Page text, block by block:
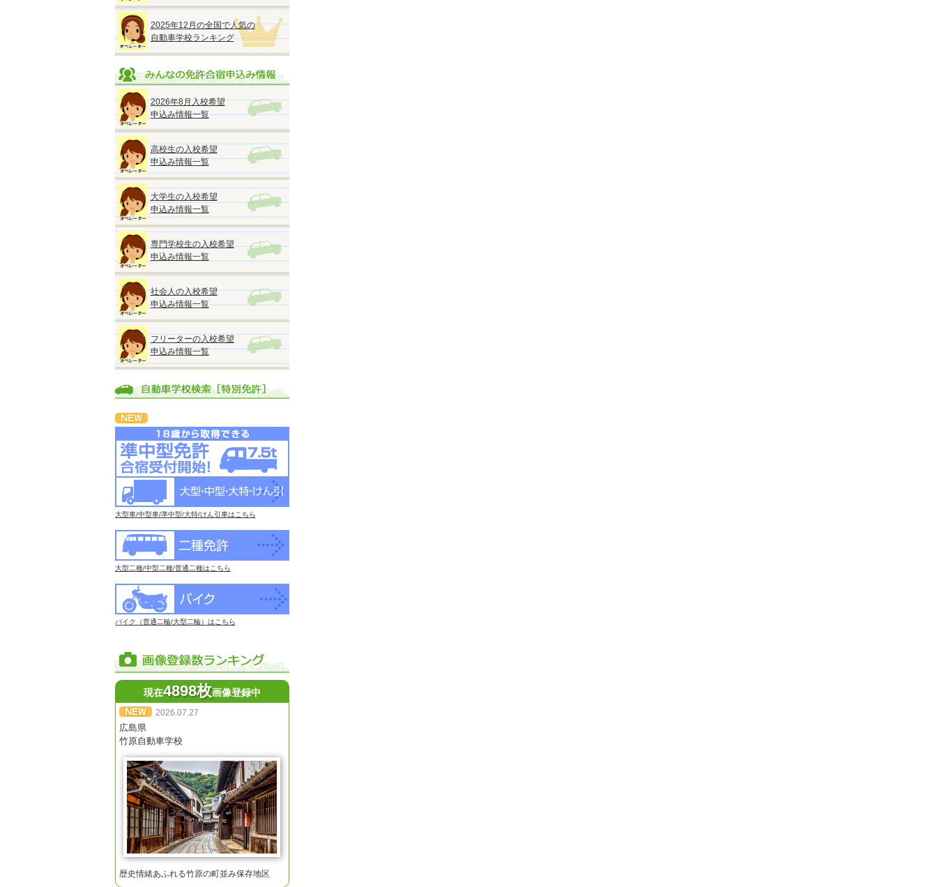
2025年12月の全国で人気の
自動車学校ランキング
2026年8月入校希望
申込み情報一覧
高校生の入校希望
申込み情報一覧
大学生の入校希望
申込み情報一覧
専門学校生の入校希望
申込み情報一覧
社会人の入校希望
申込み情報一覧
フリーターの入校希望
申込み情報一覧
大型車/中型車/準中型/大特/けん引車はこちら
大型二種/中型二種/普通二種はこちら
バイク（普通二輪/大型二輪）はこちら
現在4898枚画像登録中
2026.07.27
広島県
竹原自動車学校
歴史情緒あふれる竹原の町並み保存地区